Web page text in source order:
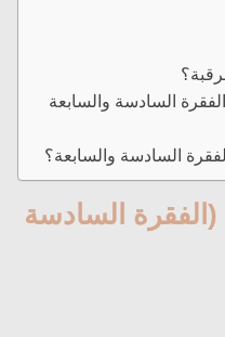
السادسة والسابعة
السادسة والسابعة؟
السادسة